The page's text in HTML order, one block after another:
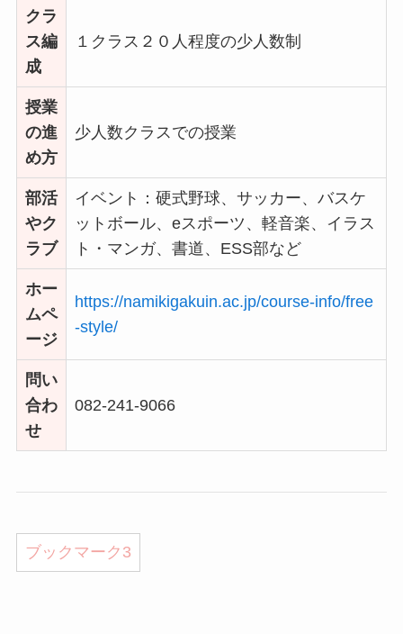
クラ
ス編
成
１クラス２０人程度の少人数制
授業
の進
め方
少人数クラスでの授業
部活
やク
ラブ
イベント：硬式野球、サッカー、バスケ
ットボール、eスポーツ、軽音楽、イラス
ト・マンガ、書道、ESS部など
ホー
ムペ
ージ
https://namikigakuin.ac.jp/course-info/free
-style/
問い
合わ
せ
082-241-9066
ブックマーク 3